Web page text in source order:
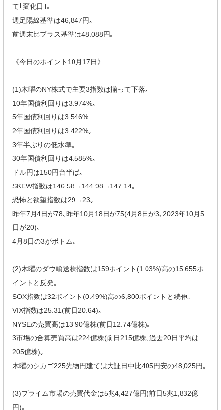
て｢変化日｣｡
週足陽線基準は46,847円｡
前週末比プラス基準は48,088円｡
《今日のポイント10月17日》
(1)木曜のNY株式で主要3指数は揃って下落｡
10年国債利回りは3.974%｡
5年国債利回りは3.546%
2年国債利回りは3.422%｡
3年半ぶりの低水準｡
30年国債利回りは4.585%｡
ドル円は150円台半ば｡
SKEW指数は146.58→144.98→147.14｡
恐怖と欲望指数は29→23｡
昨年7月4日が78､昨年10月18日が75(4月8日が3､2023年10月5
日が20)｡
4月8日の3がボトム｡
(2)木曜のダウ輸送株指数は159ポイント(1.03%)高の15,655ポ
イントと反発｡
SOX指数は32ポイント(0.49%)高の6,800ポイントと続伸｡
VIX指数は25.31(前日20.64)｡
NYSEの売買高は13.90億株(前日12.74億株)｡
3市場の合算売買高は224億株(前日215億株､過去20日平均は
205億株)｡
木曜のシカゴ225先物円建ては大証日中比405円安の48,025円｡
(3)プライム市場の売買代金は5兆4,427億円(前日5兆1,832億
円)｡